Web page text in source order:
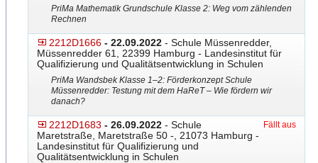
PriMa Mathematik Grundschule Klasse 2: Weg vom zählenden
Rechnen
2212D1666 - 22.09.2022 - Schule Müssenredder,
Müssenredder 61, 22399 Hamburg - Landesinstitut für
Qualifizierung und Qualitätsentwicklung in Schulen
PriMa Wandsbek Klasse 1–2: Förderkonzept Schule
Müssenredder: Testung mit dem HaReT – Wie fördern wir
danach?
2212D1683 - 26.09.2022 - Schule
Maretstraße, Maretstraße 50 -, 21073 Hamburg -
Landesinstitut für Qualifizierung und
Qualitätsentwicklung in Schulen
Fällt aus